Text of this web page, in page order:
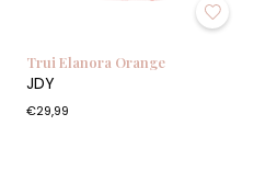
Trui Elanora Orange
JDY
€29,99